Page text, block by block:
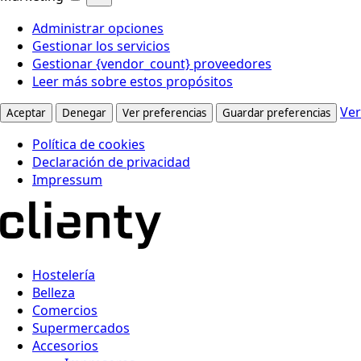
Administrar opciones
Gestionar los servicios
Gestionar {vendor_count} proveedores
Leer más sobre estos propósitos
Aceptar Denegar Ver preferencias Guardar preferencias
Política de cookies
Declaración de privacidad
Impressum
Hostelería
Belleza
Comercios
Supermercados
Accesorios